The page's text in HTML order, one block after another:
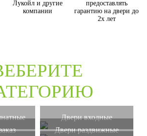
Лукойл и другие
компании
предоставлять
гарантию на двери до
2х лет
Двери входные
Двери раздвижные